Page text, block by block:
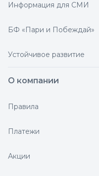
Информация для СМИ
БФ «Пари и Побеждай»
Устойчивое развитие
О компании
Правила
Платежи
Акции